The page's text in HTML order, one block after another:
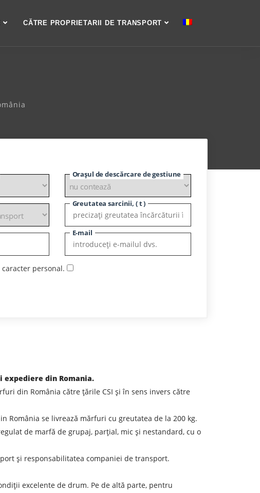
CĂTRE PROPRIETARII DE TRANSPORT
Orașul de descărcare de gestiune
Greutatea sarcinii, ( t )
E-mail
personal.
expediere din Romania.
din România către țările CSI și în sens invers către
se livrează mărfuri cu greutatea de la 200 kg.
de marfă de grupaj, parțial, mic și nestandard, cu o
și responsabilitatea companiei de transport.
excelente de drum. Pe de altă parte, pentru